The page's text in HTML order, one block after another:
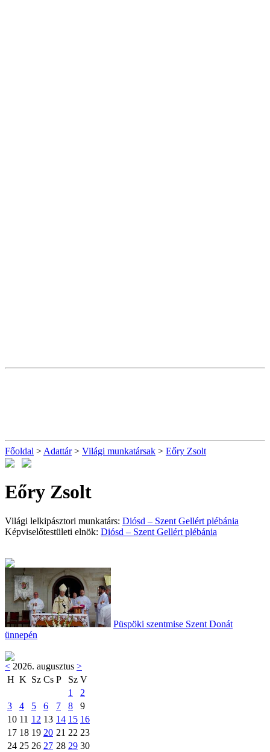
Főoldal > Adattár> Világi munkatársak > Eőry Zsolt
Eőry Zsolt
Világi lelkipásztori munkatárs: Diósd – Szent Gellért plébánia
Képviselőtestületi elnök: Diósd – Szent Gellért plébánia
Püspöki szentmise Szent Donát
ünnepén
< 2026. augusztus >
H K Sz Cs P Sz V
1
2
3
4 5 6 7 8
9
10 11 12 13 14 15 16
17 18 19 20 21 22 23
24 25 26 27 28 29 30